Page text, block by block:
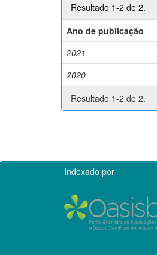
Resultado 1-2 de 2.
Ano de publicação
2021
2020
Resultado 1-2 de 2.
Indexado por